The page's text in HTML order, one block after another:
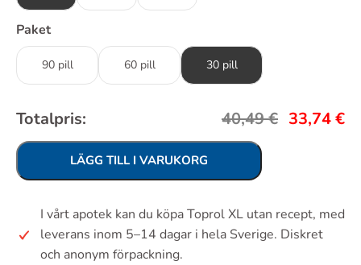
Paket
90 pill 60 pill 30 pill
Totalpris: 40,49€ 33,74€
LÄGG TILL I VARUKORG
I vårt apotek kan du köpa Toprol XL utan recept, med
leverans inom 5–14 dagar i hela Sverige. Diskret
och anonym förpackning.